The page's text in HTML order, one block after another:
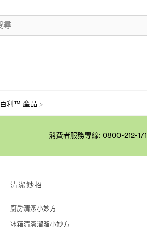
利™ 產品
消費者服務專線: 0800-212-171
清潔妙招
廚房清潔小妙方
冰箱清潔溜溜小妙方